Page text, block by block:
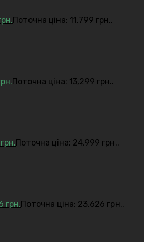
Поточна ціна: 11,799 грн..
Поточна ціна: 13,299 грн..
грн. Поточна ціна: 24,999 грн..
грн.Поточна ціна: 23,626 грн..